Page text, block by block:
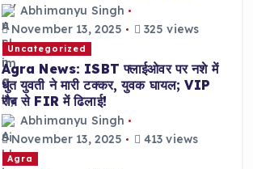
Abhimanyu Singh
November 13, 2025
325 views
Uncategorized
Agra News: ISBT फ्लाईओवर पर नशे में
धुत युवती ने मारी टक्कर, युवक घायल; VIP
रौब से FIR में ढिलाई!
Abhimanyu Singh
November 13, 2025
413 views
Agra